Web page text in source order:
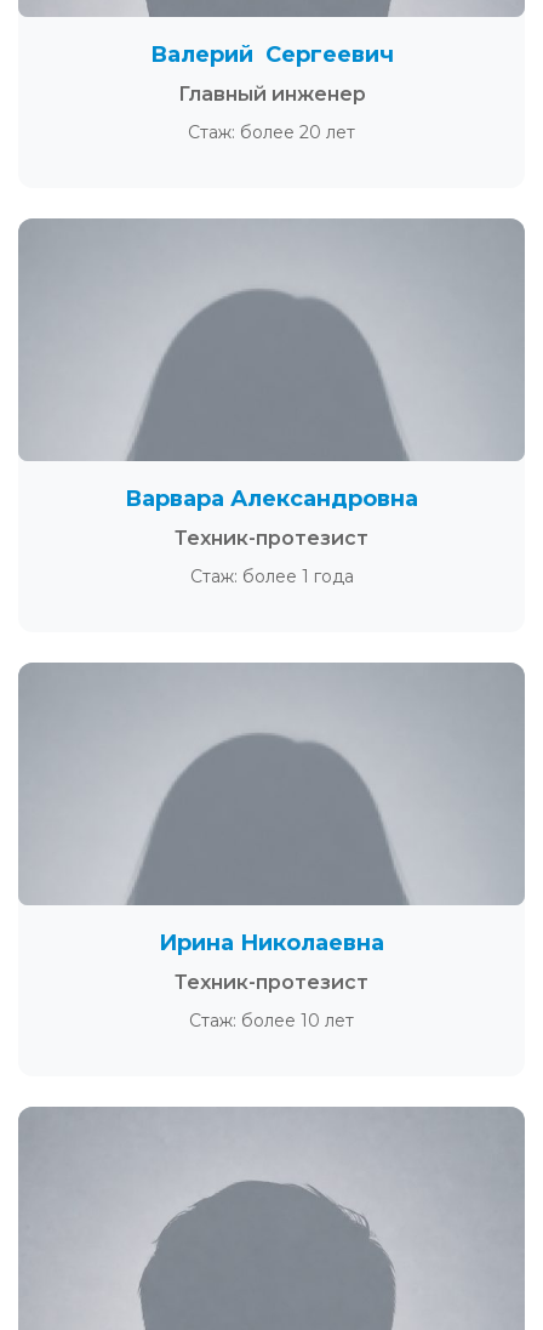
Валерий Сергеевич
Главный инженер
Стаж: более 20 лет
Варвара Александровна
Техник-протезист
Стаж: более 1 года
Ирина Николаевна
Техник-протезист
Стаж: более 10 лет